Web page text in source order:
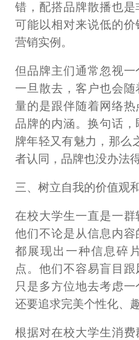
错，配搭品牌散播也
可能以相对来说低的
营销实例。
但品牌主们通常忽视
一旦散去，客户也会
量的是跟伴随着网络
品牌的内涵。换句话
牌年轻又有魅力，那么
者认同，品牌也没办法
三、树立自我的价值观
在校大学生一直是一群
他们不论是从信息内容
都展现出一种信息碎
点。他们不容易盲目跟
只是多方位地去考虑
还要追求完美个性化、
根据对在校大学生消